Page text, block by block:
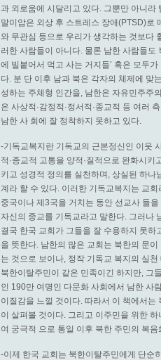
과 외로움에 시달리고 있다. 그뿐만 아니라
말미암은 외상 후 스트레스 장애(PTSD)로
와 무관심 등으로 우리가 생각하는 것보다
러한 사람들이 아니다. 물론 남한 사람들도
에 빌붙어서 먹고 사는 거지들’ 혹은 모두
다. 분 단 이후 남과 북은 각자의 체제에 맞
성하는 주체형 인간을, 남한은 자유민주주
은 사상적·감정적·정서적·종교적 등 여러
남한 사 회에 잘 정착하지 못하고 있다.
-기독교복지란 기독교의 근본정신인 이웃
적·종교적 고통을 양적·질적으로 완화시
키고 성경적 정의를 실천하며, 상실된 하나
계라 할 수 있다. 이러한 기독교복지는 교
중국이나 제3국을 거치는 동안 선교사 들
자신의 종교를 기독교라고 말한다. 그러나
결국 한국 교회가 그들을 잘 수용하지 못
을 뜻한다. 남한의 많은 교회는 북한의 문
는 것으로 보이나, 정작 기독교 복지의 실
북한이탈주민이 같은 민족이긴 하지만, 그
인 190만 여명인 다문화 사회에서 남한 사
이질감을 느낄 것이다. 따라서 이 책에서
이 살펴볼 것이다. 그리고 이주민을 위한
여 궁극적 으로 통일 이후 북한 주민의 복
-이제 한국 교회는 북한이탈주민에게 단순